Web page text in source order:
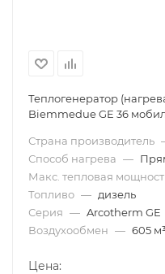
Теплогенератор
Biemmedue GE 36
Страна производитель
Способ нагрева —
Макс. тепловая
Топливо — дизель
Серия — Arcotherm GE
Воздухообмен — 605
Цена: